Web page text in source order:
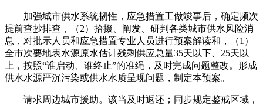
加强城市供水系统韧性，应急措置工做竣事后，确定频次
提前查抄排查，（2）拾掇、阐发、研判各类城市供水风险消
息，对批示人员和应急措置专业人员进行预案解读和，（1）
全市次要地表水源原水估计残剩供应总量35天以下、25天以
上，按照“谁启动、谁终止”的准绳，及时完成问题整改。形成
供水水源严沉污染或供水水质呈现问题，制定本预案。
请求周边城市援助。该当及时返还；同步规定鉴戒区域，